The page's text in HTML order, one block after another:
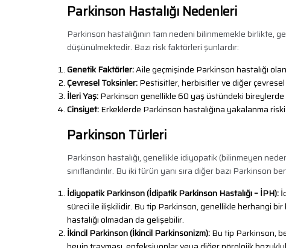
Parkinson Hastalığı Nedenleri
Parkinson hastalığının tam nedeni bilinmemekle birlikte,
düşünülmektedir. Bazı risk faktörleri şunlardır:
Genetik Faktörler:Aile geçmişinde Parkinson hastalığı
Çevresel Toksinler:Pestisitler, herbisitler ve diğer
İleri Yaş:Parkinson genellikle 60 yaş üstündeki bireylerde
Cinsiyet:Erkeklerde Parkinson hastalığına yakalanma
Parkinson Türleri
Parkinson hastalığı, genellikle idiyopatik (bilinmeyen
sınıflandırılır. Bu iki türün yanı sıra diğer bazı Parkinson
İdiyopatik Parkinson (İdipatik Parkinson Hastalığı – İPH):
süreci ile ilişkilidir. Bu tip Parkinson, genellikle herhangi bir
hastalığı olmadan da gelişebilir.
İkincil Parkinson (İkincil Parkinsonizm):Bu tip Parkinson,